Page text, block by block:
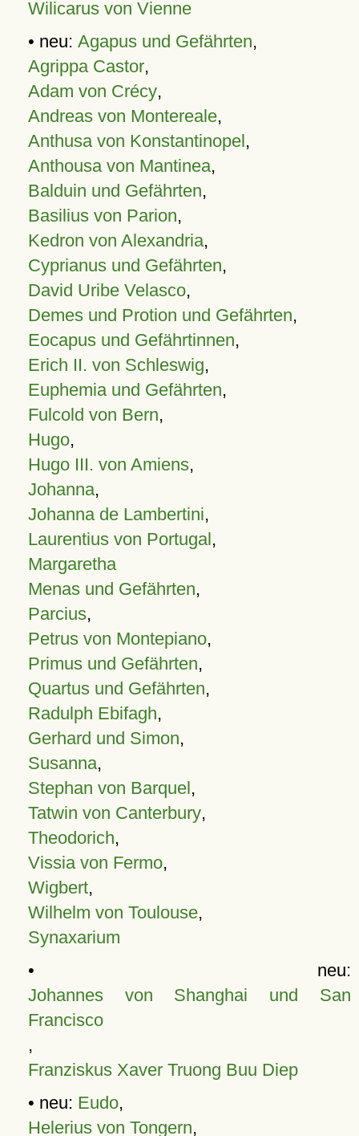
Wilicarus von Vienne
• neu: Agapus und Gefährten,
Agrippa Castor,
Adam von Crécy,
Andreas von Montereale,
Anthusa von Konstantinopel,
Anthousa von Mantinea,
Balduin und Gefährten,
Basilius von Parion,
Kedron von Alexandria,
Cyprianus und Gefährten,
David Uribe Velasco,
Demes und Protion und Gefährten,
Eocapus und Gefährtinnen,
Erich II. von Schleswig,
Euphemia und Gefährten,
Fulcold von Bern,
Hugo,
Hugo III. von Amiens,
Johanna,
Johanna de Lambertini,
Laurentius von Portugal,
Margaretha
Menas und Gefährten,
Parcius,
Petrus von Montepiano,
Primus und Gefährten,
Quartus und Gefährten,
Radulph Ebifagh,
Gerhard und Simon,
Susanna,
Stephan von Barquel,
Tatwin von Canterbury,
Theodorich,
Vissia von Fermo,
Wigbert,
Wilhelm von Toulouse,
Synaxarium
• neu:
Johannes von Shanghai und San
Francisco
,
Franziskus Xaver Truong Buu Diep
• neu: Eudo,
Helerius von Tongern,